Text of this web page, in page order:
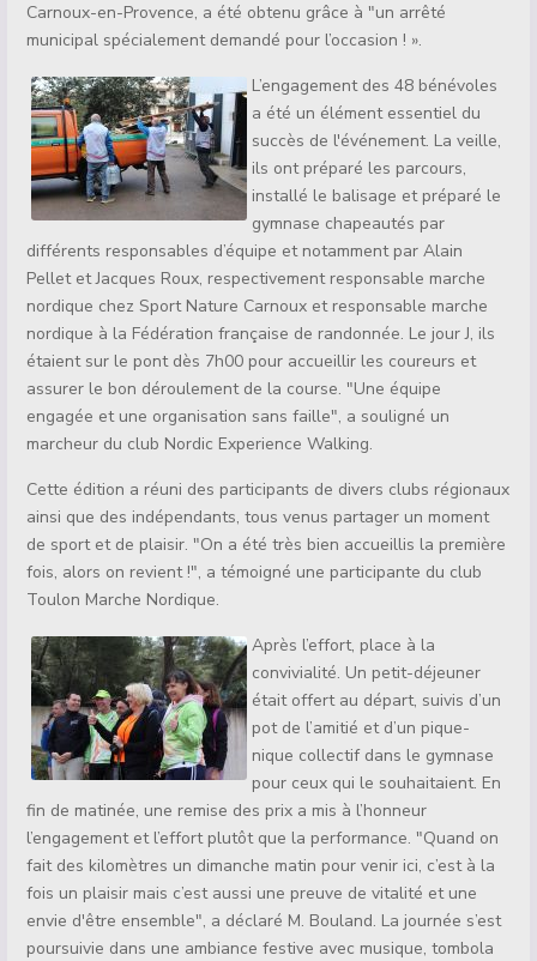
Carnoux-en-Provence, a été obtenu grâce à "un arrêté
municipal spécialement demandé pour l’occasion ! ».
L’engagement des 48 bénévoles
a été un élément essentiel du
succès de l'événement. La veille,
ils ont préparé les parcours,
installé le balisage et préparé le
gymnase chapeautés par
différents responsables d’équipe et notamment par Alain
Pellet et Jacques Roux, respectivement responsable marche
nordique chez Sport Nature Carnoux et responsable marche
nordique à la Fédération française de randonnée. Le jour J, ils
étaient sur le pont dès 7h00 pour accueillir les coureurs et
assurer le bon déroulement de la course. "Une équipe
engagée et une organisation sans faille", a souligné un
marcheur du club Nordic Experience Walking.
Cette édition a réuni des participants de divers clubs régionaux
ainsi que des indépendants, tous venus partager un moment
de sport et de plaisir. "On a été très bien accueillis la première
fois, alors on revient !", a témoigné une participante du club
Toulon Marche Nordique.
Après l’effort, place à la
convivialité. Un petit-déjeuner
était offert au départ, suivis d’un
pot de l’amitié et d’un pique-
nique collectif dans le gymnase
pour ceux qui le souhaitaient. En
fin de matinée, une remise des prix a mis à l’honneur
l’engagement et l’effort plutôt que la performance. "Quand on
fait des kilomètres un dimanche matin pour venir ici, c’est à la
fois un plaisir mais c’est aussi une preuve de vitalité et une
envie d'être ensemble", a déclaré M. Bouland. La journée s’est
poursuivie dans une ambiance festive avec musique, tombola